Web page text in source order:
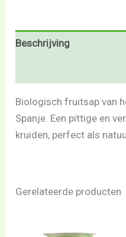
Beschrijving
Biologisch fruitsap van
Spanje. Een pittige en
kruiden, perfect als
Gerelateerde producten